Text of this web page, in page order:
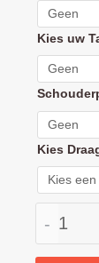
Kies uw
Kies
-
leder
bekleding)
aantal